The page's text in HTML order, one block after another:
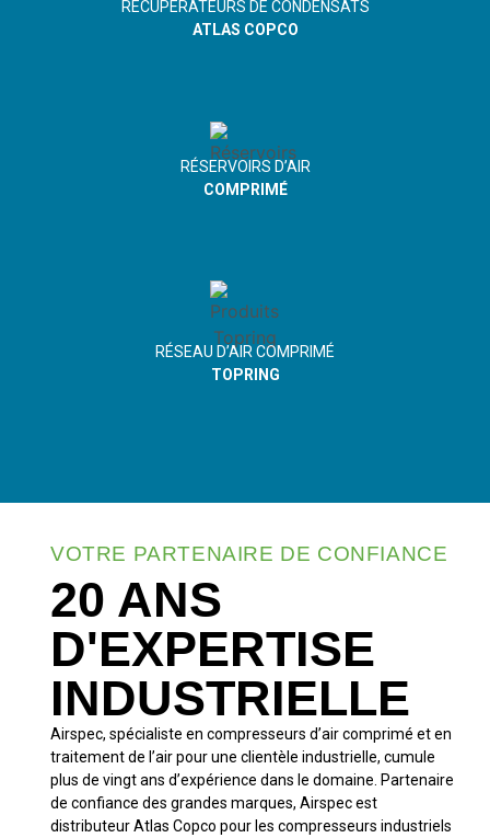
RÉCUPÉRATEURS DE CONDENSATS
ATLAS COPCO
RÉSERVOIRS D’AIR
COMPRIMÉ
RÉSEAU D’AIR COMPRIMÉ
TOPRING
VOTRE PARTENAIRE DE CONFIANCE
20 ANS
D'EXPERTISE
INDUSTRIELLE
Airspec, spécialiste en compresseurs d’air comprimé et en
traitement de l’air pour une clientèle industrielle, cumule
plus de vingt ans d’expérience dans le domaine. Partenaire
de confiance des grandes marques, Airspec est
distributeur Atlas Copco pour les compresseurs industriels